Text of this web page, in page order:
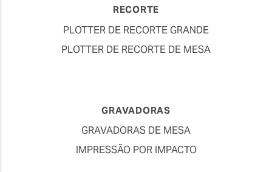
RECORTE
PLOTTER DE RECORTE GRANDE
PLOTTER DE RECORTE DE MESA
GRAVADORAS
GRAVADORAS DE MESA
IMPRESSÃO POR IMPACTO